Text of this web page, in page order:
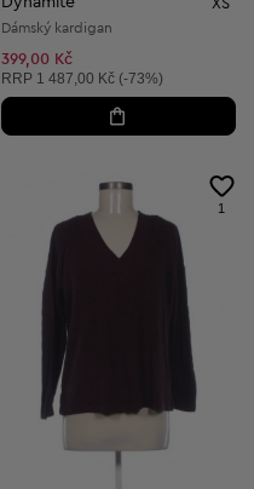
XS
Dámský kardigan
399,00 Kč
Doporučená cena:
RRP 1 487,00 Kč (-73%)
1